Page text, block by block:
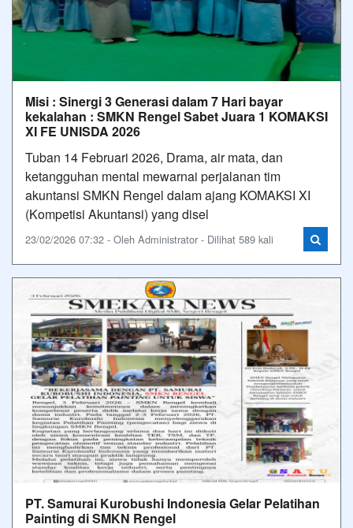
Misi : Sinergi 3 Generasi dalam 7 Hari bayar
kekalahan : SMKN Rengel Sabet Juara 1 KOMAKSI
XI FE UNISDA 2026
Tuban 14 Februari 2026, Drama, air mata, dan
ketangguhan mental mewarnai perjalanan tim
akuntansi SMKN Rengel dalam ajang KOMAKSI XI
(Kompetisi Akuntansi) yang disel
23/02/2026 07:32 - Oleh Administrator - Dilihat 589 kali
PT. Samurai Kurobushi Indonesia Gelar Pelatihan
Painting di SMKN Rengel